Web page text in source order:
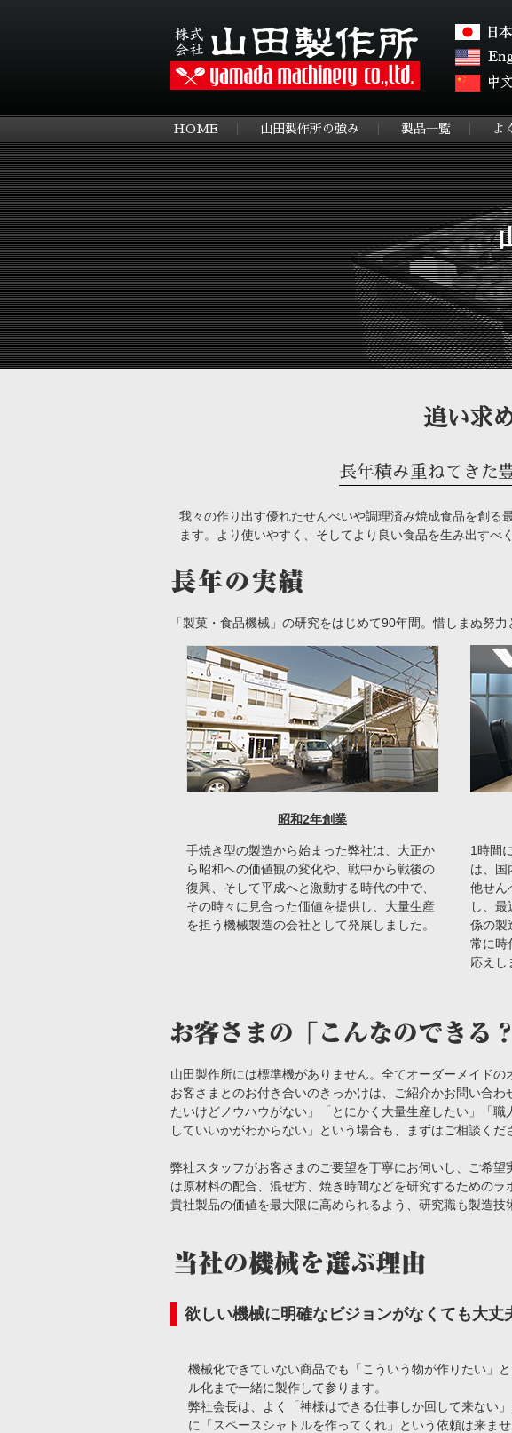
HOME 山田製作所の強み 製品一覧 よ
追い求
長年積み重ねてきた
我々の作り出す優れたせんべいや調理済み焼成食品を創
ます。より使いやすく、そしてより良い食品を生み出すべ
「製菓・食品機械」の研究をはじめて90年間。惜しまぬ努
昭和2年創業
手焼き型の製造から始まった弊社は、大正か
ら昭和への価値観の変化や、戦中から戦後の
復興、そして平成へと激動する時代の中で、
その時々に見合った価値を提供し、大量生産
を担う機械製造の会社として発展しました。
1時間
は、国
他せん
し、
係の製
常に時
応えし
山田製作所には標準機がありません。全てオーダーメイドの
お客さまとのお付き合いのきっかけは、ご紹介かお問い合
たいけどノウハウがない」「とにかく大量生産したい」「
していいかがわからない」という場合も、まずはご相談くだ
弊社スタッフがお客さまのご要望を丁寧にお伺いし、ご希
は原材料の配合、混ぜ方、焼き時間などを研究するためのラ
貴社製品の価値を最大限に高められるよう、研究職も製造技
欲しい機械に明確なビジョンがなくても大丈
機械化できていない商品でも「こういう物が作りたい」
ル化まで一緒に製作して参ります。
弊社会長は、よく「神様はできる仕事しか回して来ない
に「スペースシャトルを作ってくれ」という依頼は来ま